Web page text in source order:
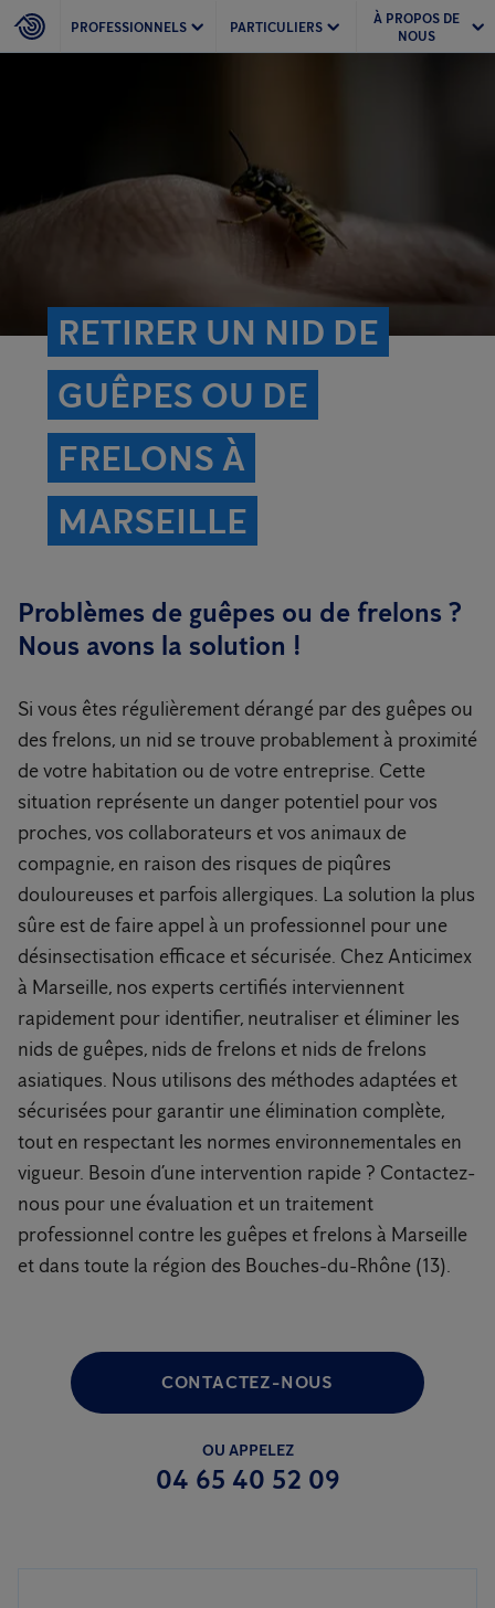
PROFESSIONNELS PARTICULIERS
À PROPOS DE
NOUS
RETIRER UN NID DE
GUÊPES OU DE
FRELONS À
MARSEILLE
Problèmes de guêpes ou de frelons ?
Nous avons la solution !
Si vous êtes régulièrement dérangé par des guêpes ou
des frelons, un nid se trouve probablement à proximité
de votre habitation ou de votre entreprise. Cette
situation représente un danger potentiel pour vos
proches, vos collaborateurs et vos animaux de
compagnie, en raison des risques de piqûres
douloureuses et parfois allergiques. La solution la plus
sûre est de faire appel à un professionnel pour une
désinsectisation efficace et sécurisée. Chez Anticimex
à Marseille, nos experts certifiés interviennent
rapidement pour identifier, neutraliser et éliminer les
nids de guêpes, nids de frelons et nids de frelons
asiatiques. Nous utilisons des méthodes adaptées et
sécurisées pour garantir une élimination complète,
tout en respectant les normes environnementales en
vigueur. Besoin d’une intervention rapide ? Contactez-
nous pour une évaluation et un traitement
professionnel contre les guêpes et frelons à Marseille
et dans toute la région des Bouches-du-Rhône (13).
CONTACTEZ-NOUS
OU APPELEZ
04 65 40 52 09